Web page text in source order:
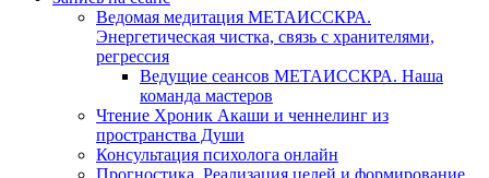
Ведомая медитация МЕТАИССКРА.
Энергетическая чистка, связь с хранителями,
регрессия
Ведущие сеансов МЕТАИССКРА. Наша
команда мастеров
Чтение Хроник Акаши и ченнелинг из
пространства Души
Консультация психолога онлайн
Прогностика. Реализация целей и формирование